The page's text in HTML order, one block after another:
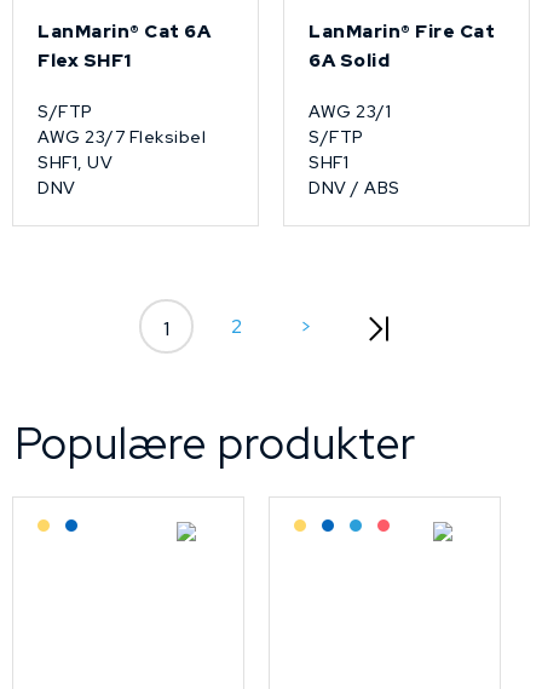
LanMarin® Cat 6A
Flex SHF1
S/FTP
AWG 23/7 Fleksibel
SHF1, UV
DNV
LanMarin® Fire Cat
6A Solid
AWG 23/1
S/FTP
SHF1
DNV / ABS
1 2 >
Populære produkter
Lagerført: Grossist
Lagerført: NEK Kabel Lagerført: Grossist
Lagerført: NEK Kabel
Bestilling: 2-3 uker
På forespørsel